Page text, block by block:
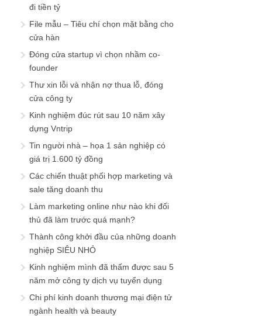
đi tiền tỷ
File mẫu – Tiêu chí chọn mặt bằng cho
cửa hàn
Đóng cửa startup vì chọn nhầm co-
founder
Thư xin lỗi và nhận nợ thua lỗ, đóng
cửa công ty
Kinh nghiệm đúc rút sau 10 năm xây
dựng Vntrip
Tin người nhà – họa 1 sản nghiệp có
giá trị 1.600 tỷ đồng
Các chiến thuật phối hợp marketing và
sale tăng doanh thu
Làm marketing online như nào khi đối
thủ đã làm trước quá mạnh?
Thành công khởi đầu của những doanh
nghiệp SIÊU NHỎ
Kinh nghiệm mình đã thấm được sau 5
năm mở công ty dịch vụ tuyển dụng
Chi phí kinh doanh thương mại điện tử
ngành health và beauty